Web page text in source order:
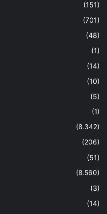
(151)
(701)
(48)
(1)
(14)
(10)
(5)
(1)
(8.342)
(206)
(51)
(8.560)
(3)
(14)